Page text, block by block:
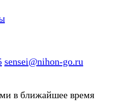
sensei@nihon-go.ru
в ближайшее время